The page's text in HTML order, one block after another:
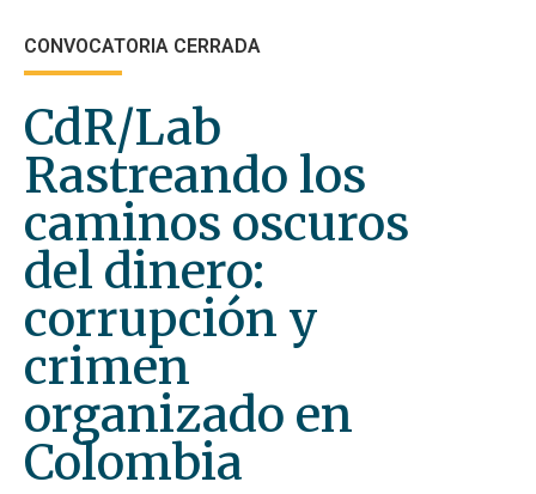
CONVOCATORIA CERRADA
CdR/Lab
Rastreando los
caminos oscuros
del dinero:
corrupción y
crimen
organizado en
Colombia